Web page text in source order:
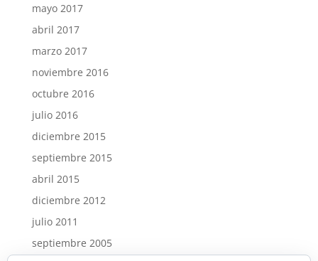
mayo 2017
abril 2017
marzo 2017
noviembre 2016
octubre 2016
julio 2016
diciembre 2015
septiembre 2015
abril 2015
diciembre 2012
julio 2011
septiembre 2005